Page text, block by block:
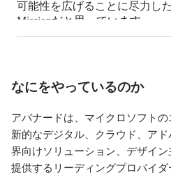
可能性を広げることに尽力し
Missionだと思っています。
東南アジアをはじめとする世
タート。
製品のみならずさらに社会や
・米国希望ならではの常にIT
の高さ
・世界基準のビジネススキル
なにをやっているのか
アバナードは、マイクロソフト
新的なデジタル、クラウド、ア
界向けソリューション、デザイ
提供するリーディングプロバイ